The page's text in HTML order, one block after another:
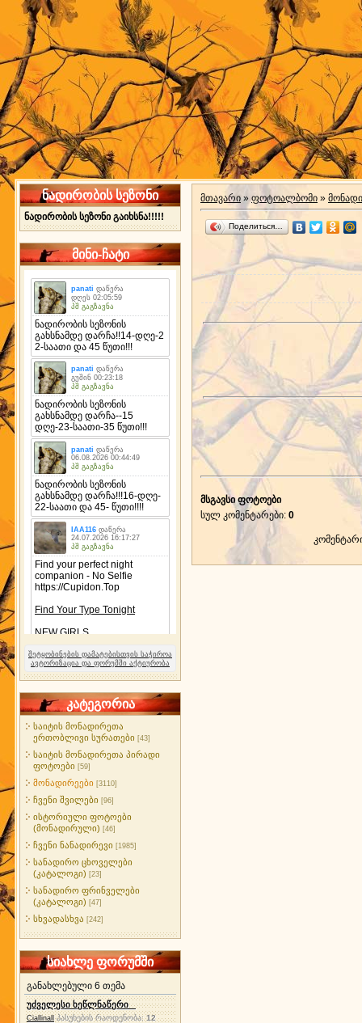
ნადირობის სეზონი
ნადირობის სეზონი გაიხსნა!!!!!
მინი-ჩატი
შეტყობინების დამატებისთვის საჭიროა
ავტორიზაცია და ფორუმში აქტიურობა
კატეგორია
საიტის მონადირეთა
ერთობლივი სურათები [43]
საიტის მონადირეთა პირადი
ფოტოები [59]
მონადირეები [3110]
ჩვენი შვილები [96]
ისტორიული ფოტოები
(მონადირული) [46]
ჩვენი ნანადირევი [1985]
სანადირო ცხოველები
(კატალოგი) [23]
სანადირო ფრინველები
(კატალოგი) [47]
სხვადასხვა [242]
სიახლე ფორუმში
განახლებული 6 თემა
უძველესი ხეწლნაწერი
Ciallinall პასუხების რაოდენობა:12
მთავარი » ფოტოალბომი »
Поделиться…
მსგავსი ფოტოები
სულ კომენტარები: 0